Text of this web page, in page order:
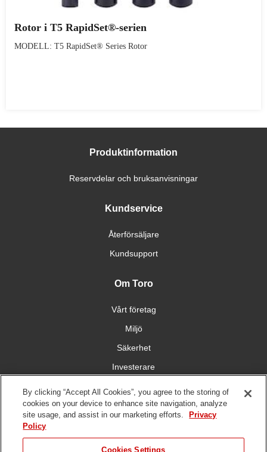
Rotor i T5 RapidSet®-serien
MODELL: T5 RapidSet® Series Rotor
Produktinformation
Reservdelar och bruksanvisningar
Kundservice
Återförsäljare
Kundsupport
Om Toro
Vårt företag
Miljö
Säkerhet
Investerare
Få kontakt med oss
By clicking “Accept All Cookies”, you agree to the storing of
cookies on your device to enhance site navigation, analyze
site usage, and assist in our marketing efforts.
Privacy
Policy
Cookies Settings